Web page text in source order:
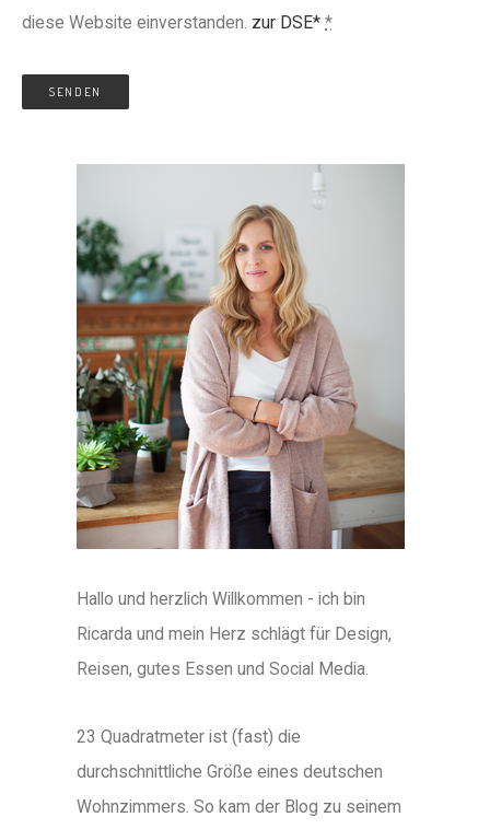
diese Website einverstanden. zur DSE* *
Hallo und herzlich Willkommen - ich bin
Ricarda und mein Herz schlägt für Design,
Reisen, gutes Essen und Social Media.
23 Quadratmeter ist (fast) die
durchschnittliche Größe eines deutschen
Wohnzimmers. So kam der Blog zu seinem